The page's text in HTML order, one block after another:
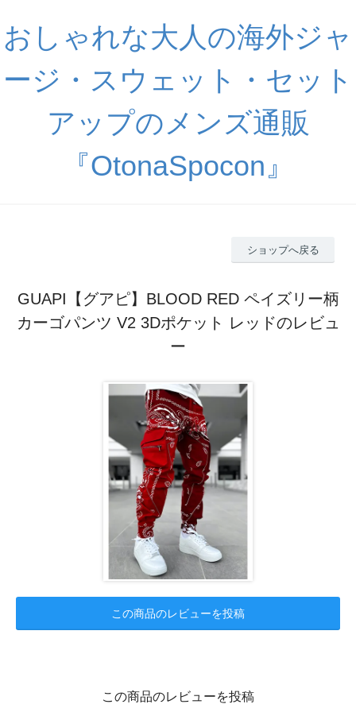
おしゃれな大人の海外ジャ
ージ・スウェット・セット
アップのメンズ通販
『OtonaSpocon』
ショップへ戻る
GUAPI【グアピ】BLOOD RED ペイズリー柄
カーゴパンツ V2 3Dポケット レッドのレビュ
ー
この商品のレビューを投稿
この商品のレビューを投稿